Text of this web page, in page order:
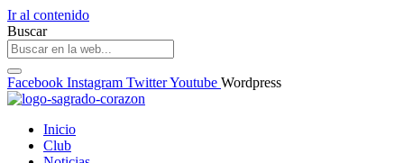
Ir al contenido
Buscar
Facebook Instagram TwitterYoutube Wordpress
Inicio
Club